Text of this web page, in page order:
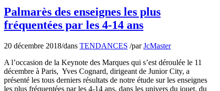
Palmarès des enseignes les plus
fréquentées par les 4-14 ans
20 décembre 2018/dans TENDANCES /parJcMaster
A l’occasion de la Keynote des Marques qui s’est déroulée le 11
décembre à Paris, Yves Cognard, dirigeant de Junior City, a
présenté les tous derniers résultats de notre étude sur les enseignes
les plus fréquentées par les 4-14 ans, dans les univers du jouet, du